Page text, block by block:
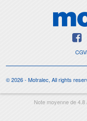
CGV
© 2026 - Motralec, All rights
Note moyenne de4.8